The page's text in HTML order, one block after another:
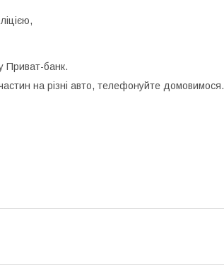
Приват-банк.
на різні авто, телефонуйте домовимося.